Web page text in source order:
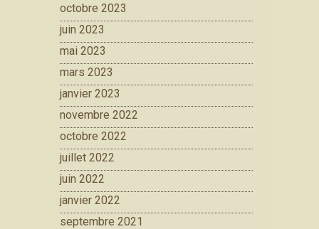
octobre 2023
juin 2023
mai 2023
mars 2023
janvier 2023
novembre 2022
octobre 2022
juillet 2022
juin 2022
janvier 2022
septembre 2021